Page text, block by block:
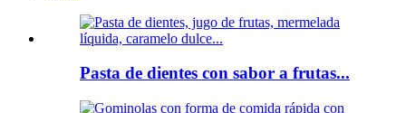
Pasta de dientes con sabor a frutas...